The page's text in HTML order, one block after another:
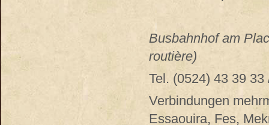
Busbahnhof am
routière)
Tel. (0524) 43 39
Verbindungen
Essaouira, Fes,